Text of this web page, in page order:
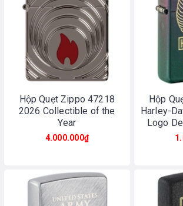
Hộp Quẹt Zippo 47218
2026 Collectible of the
Year
4.000.000₫
Hộp
Harley-
Logo